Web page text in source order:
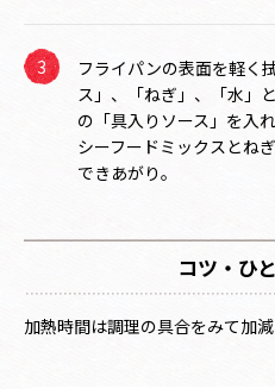
フライパンの表面を軽く
ス」、「ねぎ」、「水」
の「具入りソース」を入
シーフードミックスとね
できあがり。
コツ・ひ
加熱時間は調理の具合をみて加減